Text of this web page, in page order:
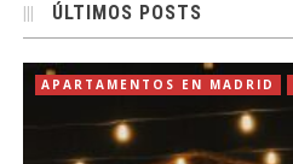
ÚLTIMOS POSTS
APARTAMENTOS EN MADRID